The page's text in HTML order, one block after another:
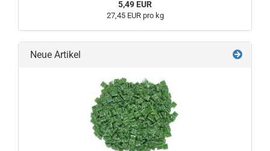
5,49 EUR
27,45 EUR pro kg
Neue Artikel